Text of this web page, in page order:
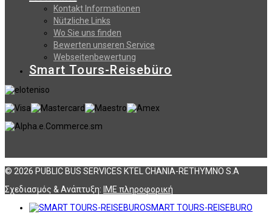
Kontakt Informationen
Nützliche Links
Wo Sie uns finden
Bewerten unseren Service
Webseitenbewertung
Smart Tours-Reisebüro
© 2026 PUBLIC BUS SERVICES KTEL CHANIA-RETHYMNO S.A
Σχεδιασμός & Ανάπτυξη: ΙΜΕ πληροφορική
SMART TOURS-REISEBURO